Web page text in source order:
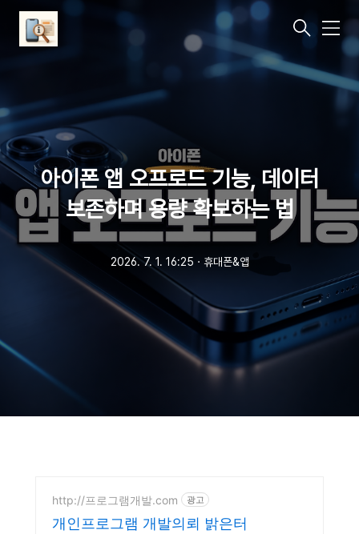
메
아이폰 앱 오프로드 기능, 데이터
보존하며 용량 확보하는 법
2026. 7. 1. 16:25 ㆍ 휴대폰&앱
http://프로그램개발.com 광고
개인프로그램 개발의뢰 밝은터